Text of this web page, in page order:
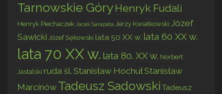
Tarnowskie GóryHenryk Fudali
Henryk Piechaczek Jacek Sarapata Jerzy Kwiatkowski Józef
Sawicki Józef Sękowski lata 50 XX w. lata 60 XX w.
lata 70 XX w. lata 80. XX w. Norbert
Jastalski ruda śl. Stanisław HochułStanisław
Marcinów Tadeusz Sadowski Tadeusz